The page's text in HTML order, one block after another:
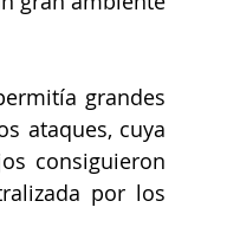
grandes
ataques, cuya
consiguieron
por los